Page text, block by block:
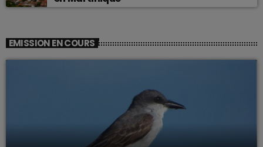
EMISSION EN COURS